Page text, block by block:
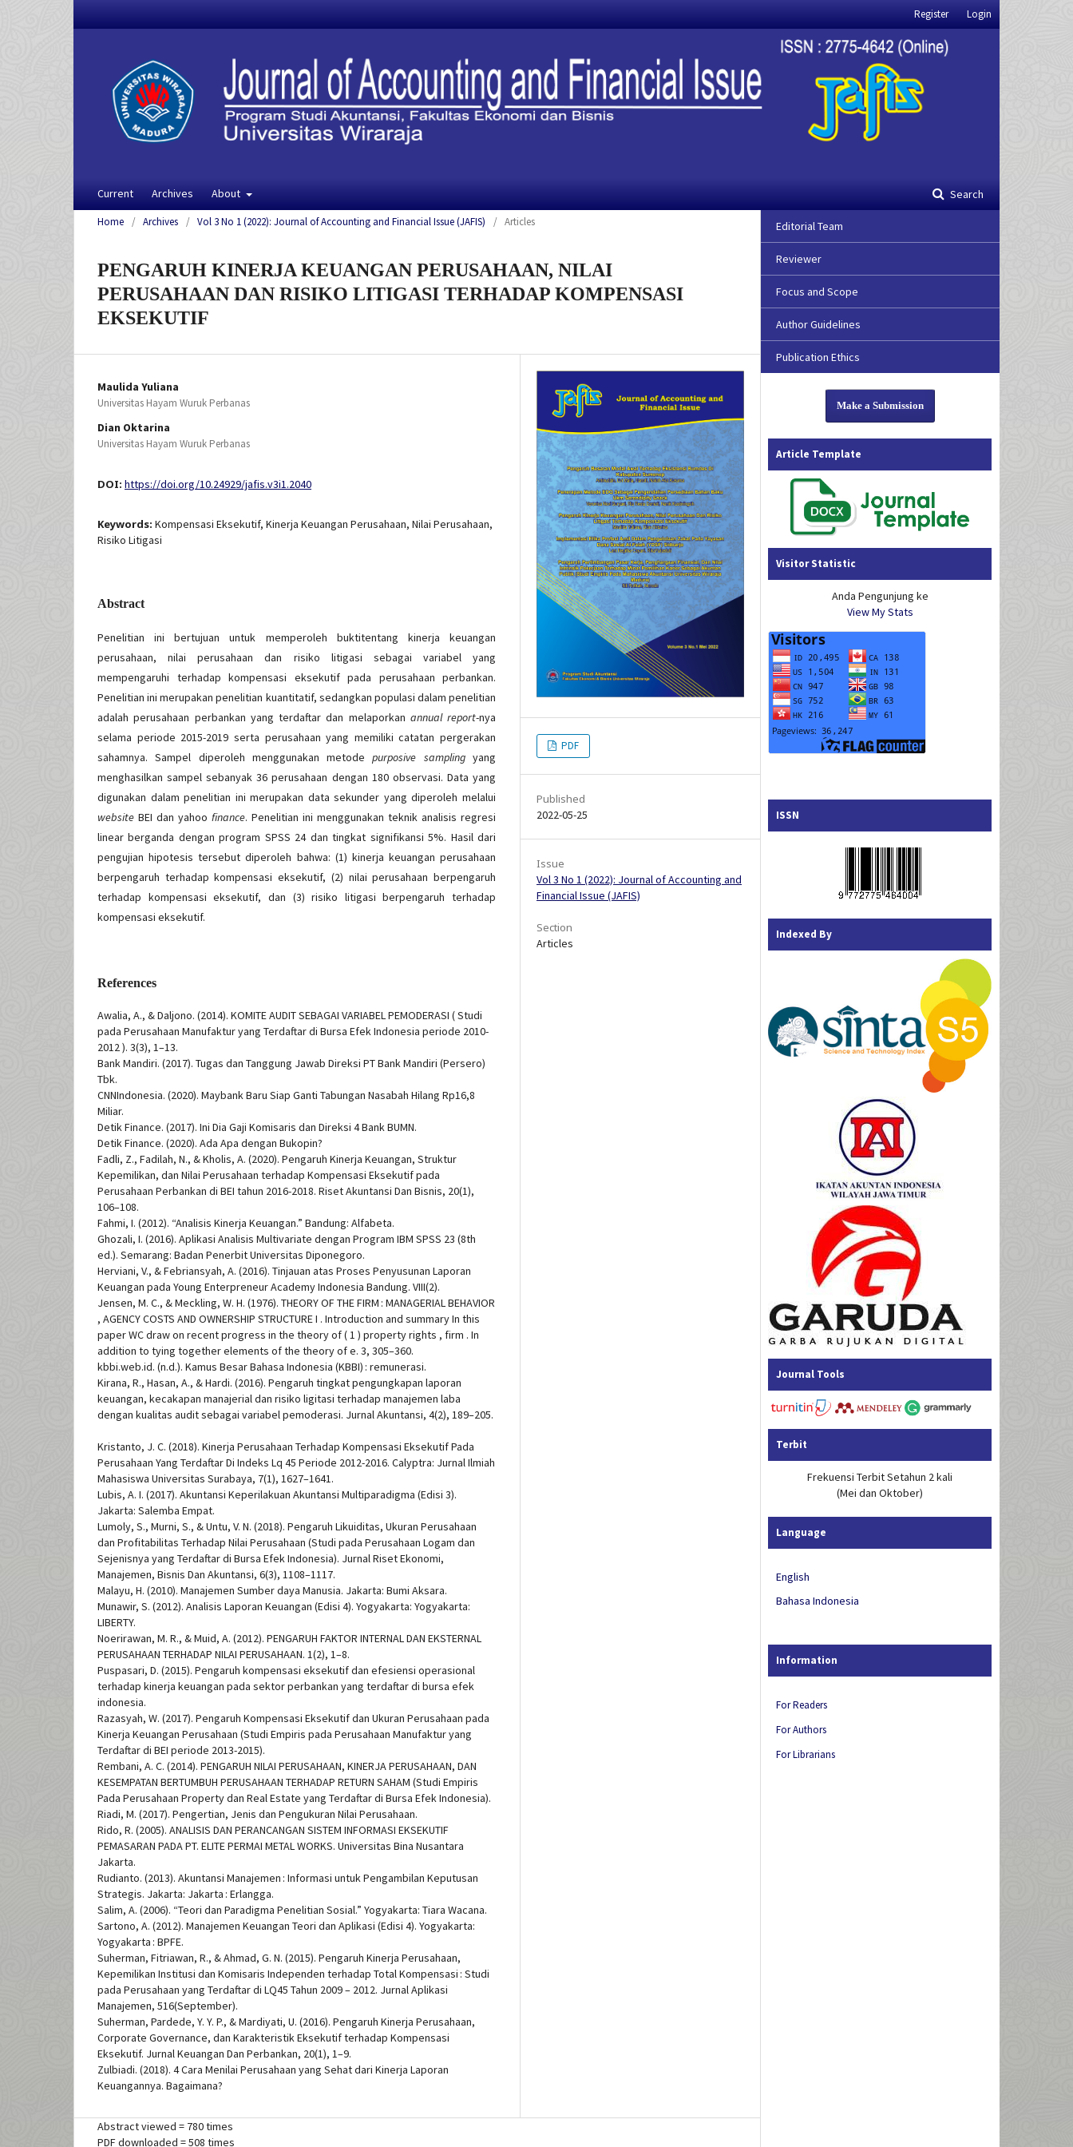
Current Archives About Search
Register Login
Home / Archives / Vol 3 No 1 (2022): Journal of Accounting and Financial Issue (JAFIS) / Articles
PENGARUH KINERJA KEUANGAN PERUSAHAAN, NILAI
PERUSAHAAN DAN RISIKO LITIGASI TERHADAP KOMPENSASI
EKSEKUTIF
Maulida Yuliana
Universitas Hayam Wuruk Perbanas
Dian Oktarina
Universitas Hayam Wuruk Perbanas
DOI: https://doi.org/10.24929/jafis.v3i1.2040
Keywords: Kompensasi Eksekutif, Kinerja Keuangan Perusahaan, Nilai Perusahaan,
Risiko Litigasi
Abstract
Penelitian ini bertujuan untuk memperoleh buktitentang kinerja keuangan
perusahaan, nilai perusahaan dan risiko litigasi sebagai variabel yang
mempengaruhi terhadap kompensasi eksekutif pada perusahaan perbankan.
Penelitian ini merupakan penelitian kuantitatif, sedangkan populasi dalam penelitian
adalah perusahaan perbankan yang terdaftar dan melaporkan annual report-nya
selama periode 2015-2019 serta perusahaan yang memiliki catatan pergerakan
sahamnya. Sampel diperoleh menggunakan metodepurposive samplingyang
menghasilkan sampel sebanyak 36 perusahaan dengan 180 observasi. Data yang
digunakan dalam penelitian ini merupakan data sekunder yang diperoleh melalui
website BEI dan yahoo finance. Penelitian ini menggunakan teknik analisis regresi
linear berganda dengan program SPSS 24 dan tingkat signifikansi 5%. Hasil dari
pengujian hipotesis tersebut diperoleh bahwa: (1) kinerja keuangan perusahaan
berpengaruh terhadap kompensasi eksekutif, (2) nilai perusahaan berpengaruh
terhadap kompensasi eksekutif, dan (3) risiko litigasi berpengaruh terhadap
kompensasi eksekutif.
References
Awalia, A., & Daljono. (2014). KOMITE AUDIT SEBAGAI VARIABEL PEMODERASI ( Studi
pada Perusahaan Manufaktur yang Terdaftar di Bursa Efek Indonesia periode 2010-
2012 ). 3(3), 1–13.
Bank Mandiri. (2017). Tugas dan Tanggung Jawab Direksi PT Bank Mandiri (Persero)
Tbk.
CNNIndonesia. (2020). Maybank Baru Siap Ganti Tabungan Nasabah Hilang Rp16,8
Miliar.
Detik Finance. (2017). Ini Dia Gaji Komisaris dan Direksi 4 Bank BUMN.
Detik Finance. (2020). Ada Apa dengan Bukopin?
Fadli, Z., Fadilah, N., & Kholis, A. (2020). Pengaruh Kinerja Keuangan, Struktur
Kepemilikan, dan Nilai Perusahaan terhadap Kompensasi Eksekutif pada
Perusahaan Perbankan di BEI tahun 2016-2018. Riset Akuntansi Dan Bisnis, 20(1),
106–108.
Fahmi, I. (2012). “Analisis Kinerja Keuangan.” Bandung: Alfabeta.
Ghozali, I. (2016). Aplikasi Analisis Multivariate dengan Program IBM SPSS 23 (8th
ed.). Semarang: Badan Penerbit Universitas Diponegoro.
Herviani, V., & Febriansyah, A. (2016). Tinjauan atas Proses Penyusunan Laporan
Keuangan pada Young Enterpreneur Academy Indonesia Bandung. VIII(2).
Jensen, M. C., & Meckling, W. H. (1976). THEORY OF THE FIRM : MANAGERIAL BEHAVIOR
, AGENCY COSTS AND OWNERSHIP STRUCTURE I . Introduction and summary In this
paper WC draw on recent progress in the theory of ( 1 ) property rights , firm . In
addition to tying together elements of the theory of e. 3, 305–360.
kbbi.web.id. (n.d.). Kamus Besar Bahasa Indonesia (KBBI) : remunerasi.
Kirana, R., Hasan, A., & Hardi. (2016). Pengaruh tingkat pengungkapan laporan
keuangan, kecakapan manajerial dan risiko ligitasi terhadap manajemen laba
dengan kualitas audit sebagai variabel pemoderasi. Jurnal Akuntansi, 4(2), 189–205.
Kristanto, J. C. (2018). Kinerja Perusahaan Terhadap Kompensasi Eksekutif Pada
Perusahaan Yang Terdaftar Di Indeks Lq 45 Periode 2012-2016. Calyptra: Jurnal Ilmiah
Mahasiswa Universitas Surabaya, 7(1), 1627–1641.
Lubis, A. I. (2017). Akuntansi Keperilakuan Akuntansi Multiparadigma (Edisi 3).
Jakarta: Salemba Empat.
Lumoly, S., Murni, S., & Untu, V. N. (2018). Pengaruh Likuiditas, Ukuran Perusahaan
dan Profitabilitas Terhadap Nilai Perusahaan (Studi pada Perusahaan Logam dan
Sejenisnya yang Terdaftar di Bursa Efek Indonesia). Jurnal Riset Ekonomi,
Manajemen, Bisnis Dan Akuntansi, 6(3), 1108–1117.
Malayu, H. (2010). Manajemen Sumber daya Manusia. Jakarta: Bumi Aksara.
Munawir, S. (2012). Analisis Laporan Keuangan (Edisi 4). Yogyakarta: Yogyakarta:
LIBERTY.
Noerirawan, M. R., & Muid, A. (2012). PENGARUH FAKTOR INTERNAL DAN EKSTERNAL
PERUSAHAAN TERHADAP NILAI PERUSAHAAN. 1(2), 1–8.
Puspasari, D. (2015). Pengaruh kompensasi eksekutif dan efesiensi operasional
terhadap kinerja keuangan pada sektor perbankan yang terdaftar di bursa efek
indonesia.
Razasyah, W. (2017). Pengaruh Kompensasi Eksekutif dan Ukuran Perusahaan pada
Kinerja Keuangan Perusahaan (Studi Empiris pada Perusahaan Manufaktur yang
Terdaftar di BEI periode 2013-2015).
Rembani, A. C. (2014). PENGARUH NILAI PERUSAHAAN, KINERJA PERUSAHAAN, DAN
KESEMPATAN BERTUMBUH PERUSAHAAN TERHADAP RETURN SAHAM (Studi Empiris
Pada Perusahaan Property dan Real Estate yang Terdaftar di Bursa Efek Indonesia).
Riadi, M. (2017). Pengertian, Jenis dan Pengukuran Nilai Perusahaan.
Rido, R. (2005). ANALISIS DAN PERANCANGAN SISTEM INFORMASI EKSEKUTIF
PEMASARAN PADA PT. ELITE PERMAI METAL WORKS. Universitas Bina Nusantara
Jakarta.
Rudianto. (2013). Akuntansi Manajemen : Informasi untuk Pengambilan Keputusan
Strategis. Jakarta: Jakarta : Erlangga.
Salim, A. (2006). “Teori dan Paradigma Penelitian Sosial.” Yogyakarta: Tiara Wacana.
Sartono, A. (2012). Manajemen Keuangan Teori dan Aplikasi (Edisi 4). Yogyakarta:
Yogyakarta : BPFE.
Suherman, Fitriawan, R., & Ahmad, G. N. (2015). Pengaruh Kinerja Perusahaan,
Kepemilikan Institusi dan Komisaris Independen terhadap Total Kompensasi : Studi
pada Perusahaan yang Terdaftar di LQ45 Tahun 2009 – 2012. Jurnal Aplikasi
Manajemen, 516(September).
Suherman, Pardede, Y. Y. P., & Mardiyati, U. (2016). Pengaruh Kinerja Perusahaan,
Corporate Governance, dan Karakteristik Eksekutif terhadap Kompensasi
Eksekutif. Jurnal Keuangan Dan Perbankan, 20(1), 1–9.
Zulbiadi. (2018). 4 Cara Menilai Perusahaan yang Sehat dari Kinerja Laporan
Keuangannya. Bagaimana?
PDF
Published
2022-05-25
Issue
Vol 3 No 1 (2022): Journal of Accounting and
Financial Issue (JAFIS)
Section
Articles
Abstract viewed = 780 times
PDF downloaded = 508 times
Editorial Team
Reviewer
Focus and Scope
Author Guidelines
Publication Ethics
Make a Submission
Article Template
Visitor Statistic
Anda Pengunjung ke
View My Stats
ISSN
Indexed By
Journal Tools
Terbit
Frekuensi Terbit Setahun 2 kali
(Mei dan Oktober)
Language
English
Bahasa Indonesia
Information
For Readers
For Authors
For Librarians